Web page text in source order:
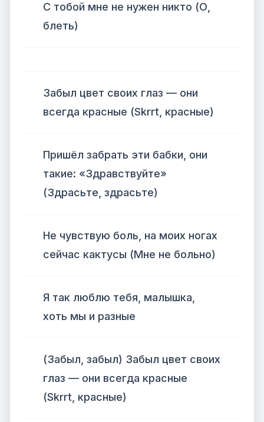
С тобой мне не нужен никто (О,
блеть)
Забыл цвет своих глаз — они
всегда красные (Skrrt, красные)
Пришёл забрать эти бабки, они
такие: «Здравствуйте»
(Здрасьте, здрасьте)
Не чувствую боль, на моих ногах
сейчас кактусы (Мне не больно)
Я так люблю тебя, малышка,
хоть мы и разные
(Забыл, забыл) Забыл цвет своих
глаз — они всегда красные
(Skrrt, красные)